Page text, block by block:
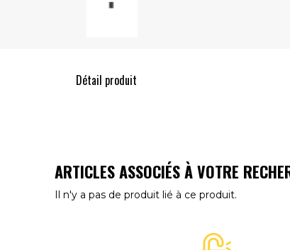
Détail produit
ARTICLES ASSOCIÉS À VOTRE
Il n'y a pas de produit lié à ce produit.